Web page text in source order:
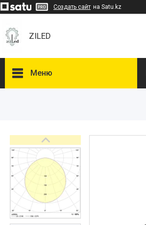
Создать сайт на Satu.kz
ZILED
Меню
ФАРЛАЙТ
АСТЗ
NLCO
О нас
Отзывы